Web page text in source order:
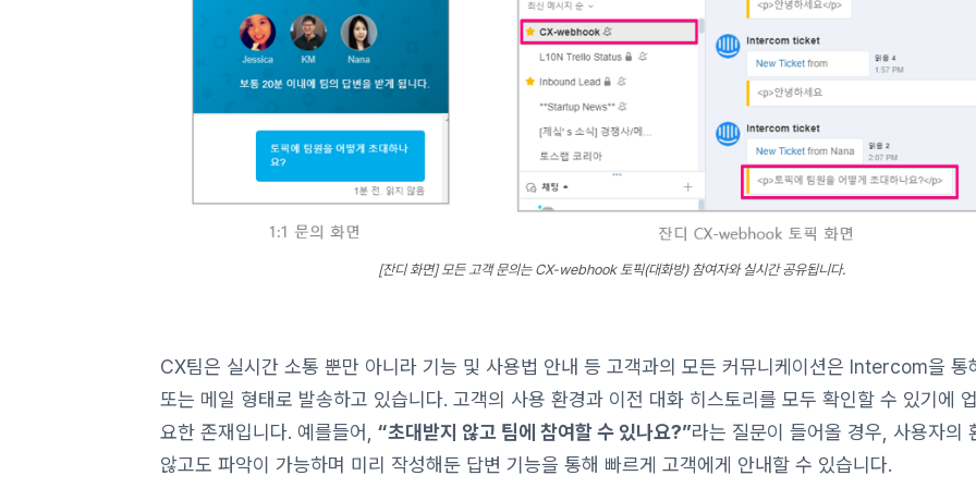
[잔디 화면] 모든 고객 문의는 CX-webhook 토픽(대화방) 참여자와 실시간 공유됩니다.
CX팀은 실시간 소통 뿐만 아니라 기능 및 사용법 안내 등 고객과의 모든 커뮤니케이션은 Intercom을
또는 메일 형태로 발송하고 있습니다. 고객의 사용 환경과 이전 대화 히스토리를 모두 확인할 수 있기에
요한 존재입니다. 예를들어, “초대받지 않고 팀에 참여할 수 있나요?”라는 질문이 들어올 경우, 사용자의
않고도 파악이 가능하며 미리 작성해둔 답변 기능을 통해 빠르게 고객에게 안내할 수 있습니다.